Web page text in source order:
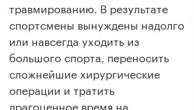
травмированию. В результате
спортсмены вынуждены надолго
или навсегда уходить из
большого спорта, переносить
сложнейшие хирургические
операции и тратить
драгоценное время на